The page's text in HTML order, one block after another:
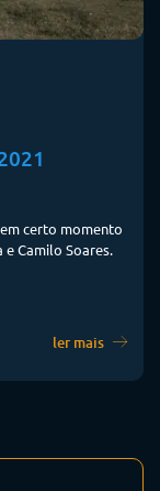
certo momento
Camilo Soares.
ler mais